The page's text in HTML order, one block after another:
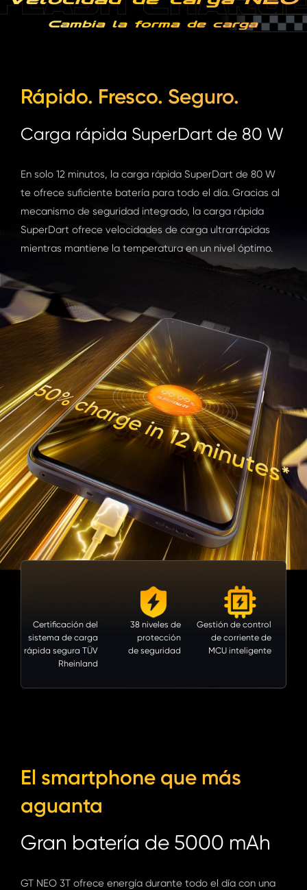
Cambia la forma de carga
Rápido. Fresco. Seguro.
Carga rápida SuperDart de 80 W
En solo 12 minutos, la carga rápida SuperDart de 80 W
te ofrece suficiente batería para todo el día. Gracias al
mecanismo de seguridad integrado, la carga rápida
SuperDart ofrece velocidades de carga ultrarrápidas
mientras mantiene la temperatura en un nivel óptimo.
Certificación del
sistema decarga
rápida segura TÜV
Rheinland
38 niveles de
protección
de seguridad
Gestión de control
decorriente de
MCU inteligente
El smartphone que más
aguanta
Gran batería de 5000 mAh
GT NEO 3T ofrece energía durante todo el día con una